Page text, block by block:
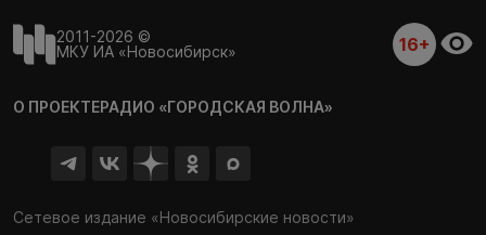
2011-2026 ©
МКУ ИА «Новосибирск»
16+
О ПРОЕКТЕРАДИО «ГОРОДСКАЯ ВОЛНА»
Сетевое издание «Новосибирские новости»